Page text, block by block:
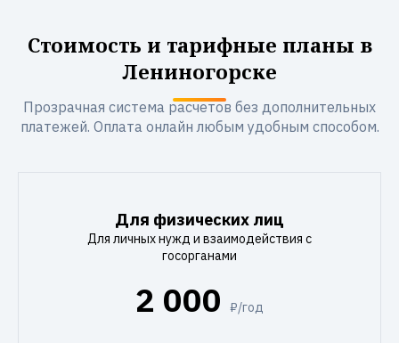
Стоимость и тарифные планы в
Лениногорске
Прозрачная система расчетов без дополнительных
платежей. Оплата онлайн любым удобным способом.
Для физических лиц
Для личных нужд и взаимодействия с
госорганами
2 000 ₽/год